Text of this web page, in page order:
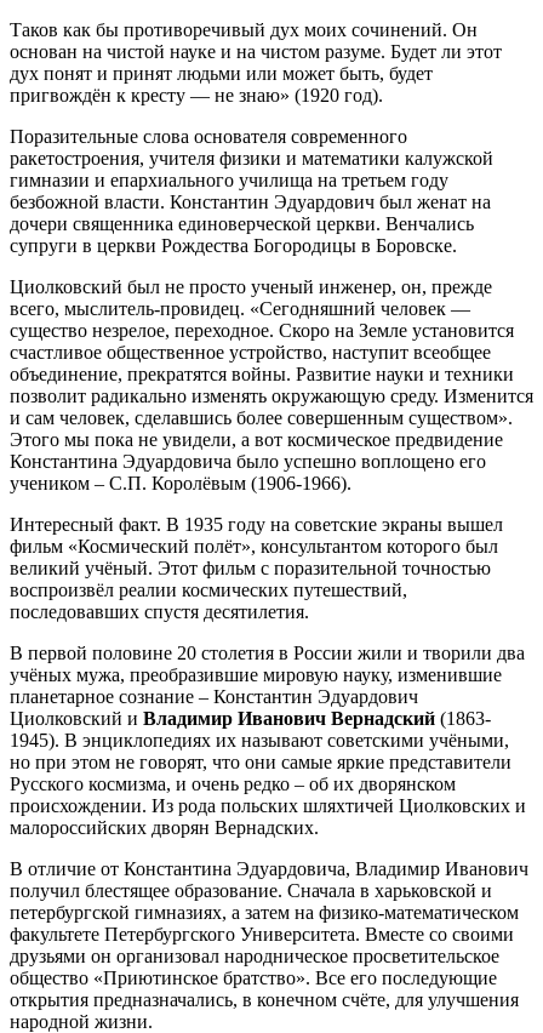
Таков как бы противоречивый дух моих сочинений. Он
основан на чистой науке и на чистом разуме. Будет ли этот
дух понят и принят людьми или может быть, будет
пригвождён к кресту — не знаю» (1920 год).
Поразительные слова основателя современного
ракетостроения, учителя физики и математики калужской
гимназии и епархиального училища на третьем году
безбожной власти. Константин Эдуардович был женат на
дочери священника единоверческой церкви. Венчались
супруги в церкви Рождества Богородицы в Боровске.
Циолковский был не просто ученый инженер, он, прежде
всего, мыслитель-провидец. «Сегодняшний человек —
существо незрелое, переходное. Скоро на Земле установится
счастливое общественное устройство, наступит всеобщее
объединение, прекратятся войны. Развитие науки и техники
позволит радикально изменять окружающую среду. Изменится
и сам человек, сделавшись более совершенным существом».
Этого мы пока не увидели, а вот космическое предвидение
Константина Эдуардовича было успешно воплощено его
учеником – С.П. Королёвым (1906-1966).
Интересный факт. В 1935 году на советские экраны вышел
фильм «Космический полёт», консультантом которого был
великий учёный. Этот фильм с поразительной точностью
воспроизвёл реалии космических путешествий,
последовавших спустя десятилетия.
В первой половине 20 столетия в России жили и творили два
учёных мужа, преобразившие мировую науку, изменившие
планетарное сознание – Константин Эдуардович
Циолковский и Владимир Иванович Вернадский (1863-
1945). В энциклопедиях их называют советскими учёными,
но при этом не говорят, что они самые яркие представители
Русского космизма, и очень редко – об их дворянском
происхождении. Из рода польских шляхтичей Циолковских и
малороссийских дворян Вернадских.
В отличие от Константина Эдуардовича, Владимир Иванович
получил блестящее образование. Сначала в харьковской и
петербургской гимназиях, а затем на физико-математическом
факультете Петербургского Университета. Вместе со своими
друзьями он организовал народническое просветительское
общество «Приютинское братство». Все его последующие
открытия предназначались, в конечном счёте, для улучшения
народной жизни.